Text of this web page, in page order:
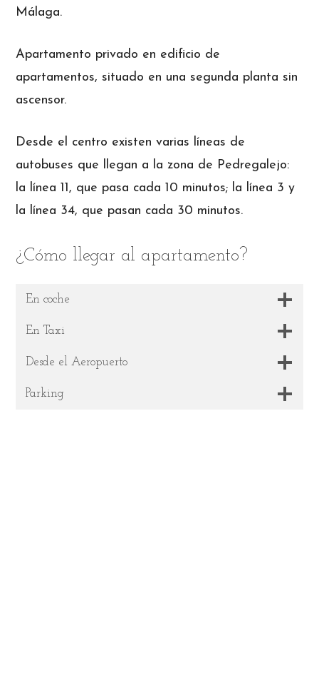
Málaga.
Apartamento privado en edificio de
apartamentos, situado en una segunda planta sin
ascensor.
Desde el centro existen varias líneas de
autobuses que llegan a la zona de Pedregalejo:
la línea 11, que pasa cada 10 minutos; la línea 3 y
la línea 34, que pasan cada 30 minutos.
¿Cómo llegar al apartamento?
En coche
En Taxi
Desde el Aeropuerto
Parking